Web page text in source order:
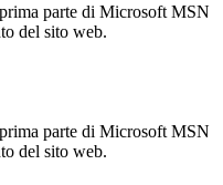
parte di Microsoft MSN
del sito web.
parte di Microsoft MSN
del sito web.